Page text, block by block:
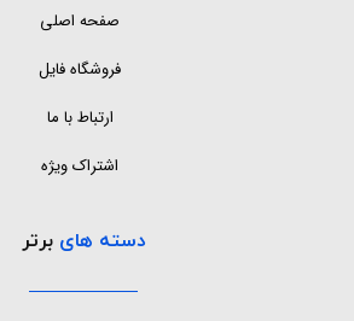
صفحه اصلی
فروشگاه فایل
ارتباط با ما
اشتراک ویژه
دسته های برتر